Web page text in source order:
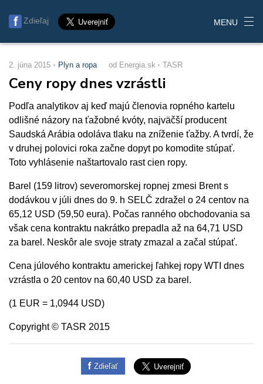
Zdieľaj MENU
2. júna 2015 Plyn a ropa od Energia.sk TASR
Ceny ropy dnes vzrástli
Podľa analytikov aj keď majú členovia ropného kartelu
odlišné názory na ťažobné kvóty, najväčší producent
Saudská Arábia odoláva tlaku na zníženie ťažby. A tvrdí, že
v druhej polovici roka začne dopyt po komodite stúpať.
Toto vyhlásenie naštartovalo rast cien ropy.
Barel (159 litrov) severomorskej ropnej zmesi Brent s
dodávkou v júli dnes do 9. h SELČ zdražel o 24 centov na
65,12 USD (59,50 eura). Počas ranného obchodovania sa
však cena kontraktu nakrátko prepadla až na 64,71 USD
za barel. Neskôr ale svoje straty zmazal a začal stúpať.
Cena júlového kontraktu americkej ľahkej ropy WTI dnes
vzrástla o 20 centov na 60,40 USD za barel.
(1 EUR = 1,0944 USD)
Copyright © TASR 2015
Zdieľať